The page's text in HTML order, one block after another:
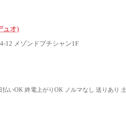
ュオ)
12 メゾンドプチシャン1F
いOK 終電上がりOK ノルマなし 送りあり